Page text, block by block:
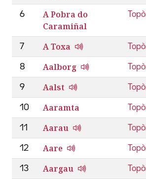
6
A Pobra do
Caramiñal
7 A Toxa
8 Aalborg
9 Aalst
10 Aaramta
11 Aarau
12 Aare
13 Aargau